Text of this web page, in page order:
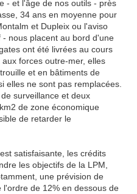
- et l'âge de nos outils - près
34 ans en moyenne pour
et Dupleix ou l'aviso
nous placent au bord d'une
ont été livrées au cours
forces outre-mer, elles
et en bâtiments de
elles ne sont pas remplacées.
surveillance et deux
de zone économique
de retarder le
satisfaisante, les crédits
les objectifs de la LPM,
une prévision de
de 12% en dessous de